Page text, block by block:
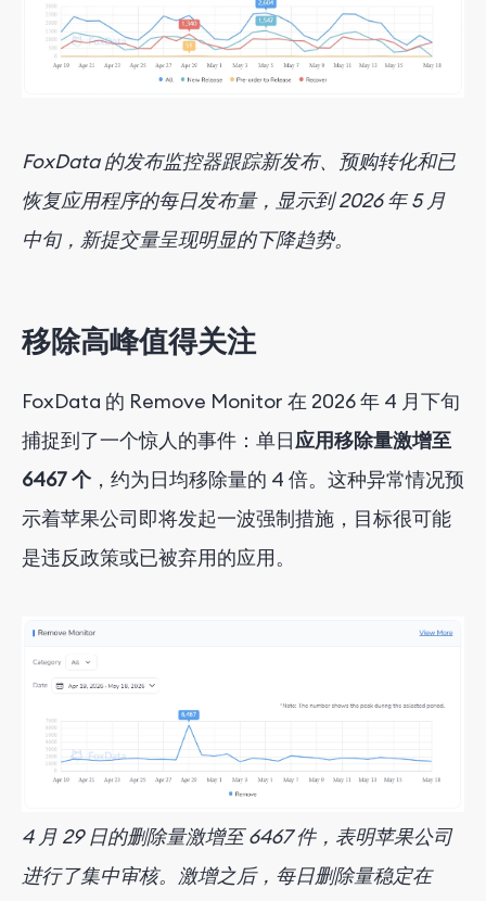
FoxData 的发布监控器跟踪新发布、预购转化和已
恢复应用程序的每日发布量，显示到 2026 年 5 月
中旬，新提交量呈现明显的下降趋势。
移除高峰值得关注
FoxData 的 Remove Monitor 在 2026 年 4 月下旬
捕捉到了一个惊人的事件：单日应用移除量激增至
6467 个 ，约为日均移除量的 4 倍。这种异常情况预
示着苹果公司即将发起一波强制措施，目标很可能
是违反政策或已被弃用的应用。
4 月 29 日的删除量激增至 6467 件，表明苹果公司
进行了集中审核。激增之后，每日删除量稳定在